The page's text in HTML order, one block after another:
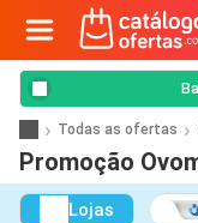
Todas as ofertas
Promoção
Lojas